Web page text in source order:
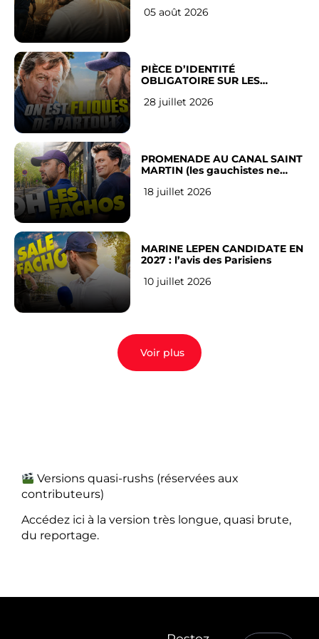
05 août 2026
PIÈCE D’IDENTITÉ
OBLIGATOIRE SUR LES
Français
28 juillet 2026
PROMENADE AU CANAL SAINT
MARTIN (les gauchistes ne
18 juillet 2026
MARINE LEPEN CANDIDATE EN
2027 : l’avis des Parisiens
10 juillet 2026
Voir plus
Versions quasi-rushs (réservées aux
contributeurs)
Accédez ici à la version très longue, quasi brute,
du reportage.